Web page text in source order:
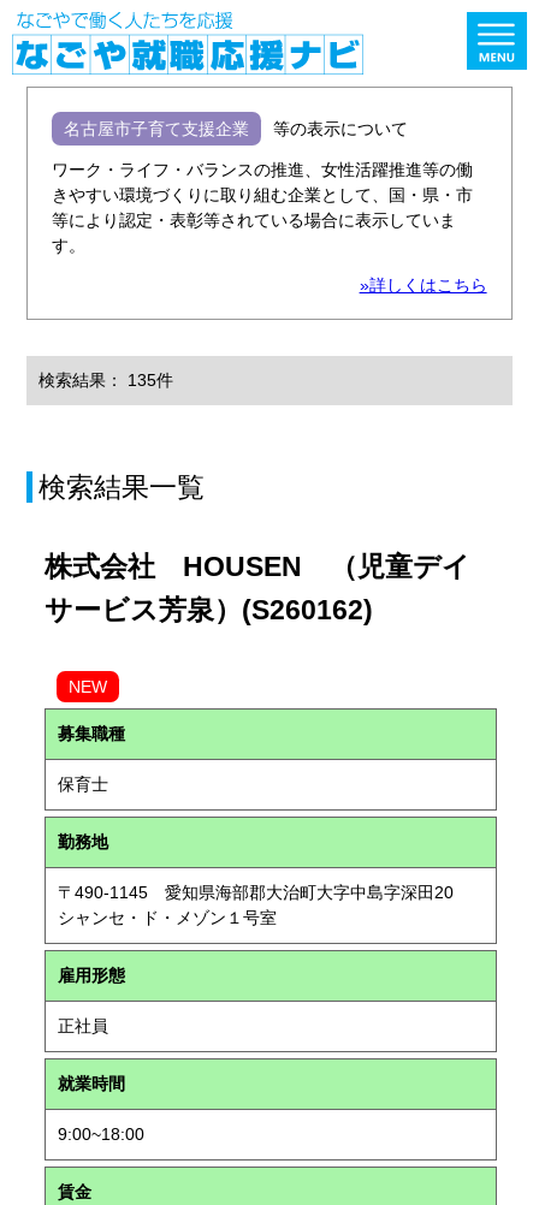
名古屋市子育て支援企業 等の表示について
ワーク・ライフ・バランスの推進、女性活躍推進等の働
きやすい環境づくりに取り組む企業として、国・県・市
等により認定・表彰等されている場合に表示していま
す。
»詳しくはこちら
検索結果： 135件
検索結果一覧
株式会社 HOUSEN （児童デイ
サービス芳泉）(S260162)
NEW
募集職種
保育士
勤務地
〒490-1145 愛知県海部郡大治町大字中島字深田20
シャンセ・ド・メゾン１号室
雇用形態
正社員
就業時間
9:00~18:00
賃金